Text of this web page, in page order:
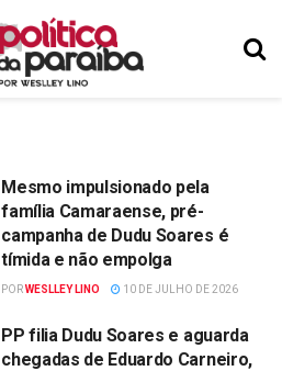
Mesmo impulsionado pela
família Camaraense, pré-
campanha de Dudu Soares é
tímida e não empolga
PORWESLLEY LINO 10 DE JULHO DE 2026
PP filia Dudu Soares e aguarda
chegadas de Eduardo Carneiro,